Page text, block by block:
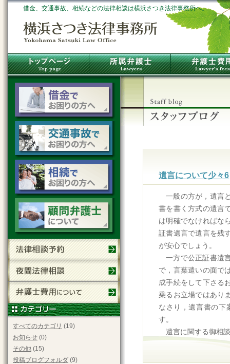
借金、交通事故、相続などの法律相談は横浜さつき法律事務所へ。
遺言について少々6
一般の方が，遺言
書を書く方式の遺言
は明確でなければな
証書遺言で遺言を残
が安心でしょう。
一方で公正証書遺
で，言葉遣いの面で
成手続をして下さる
乗るお立場ではあり
なさり，遺言書の下
す。
遺言に関する御相
すべてのカテゴリ (19)
お知らせ (0)
その他 (15)
投稿ブログフォルダ (9)